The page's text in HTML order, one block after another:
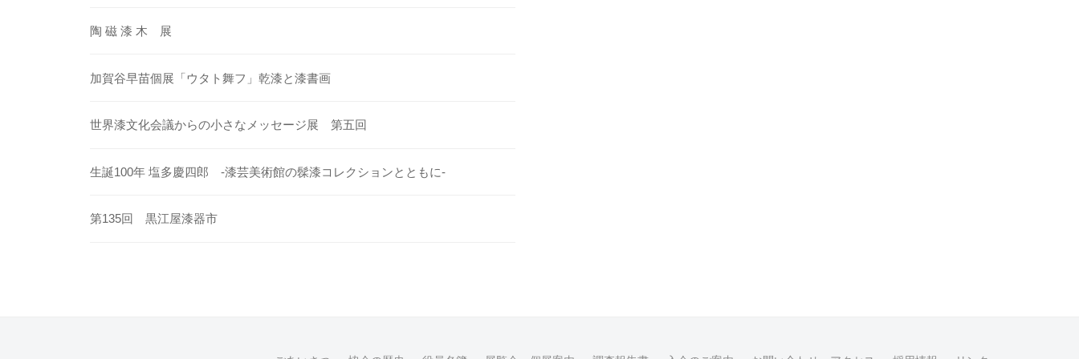
陶 磁 漆 木 展
加賀谷早苗個展「ウタト舞フ」乾漆と漆書画
世界漆文化会議からの小さなメッセージ展 第五回
生誕100年 塩多慶四郎 -漆芸美術館の髹漆コレクションとともに-
第135回 黒江屋漆器市